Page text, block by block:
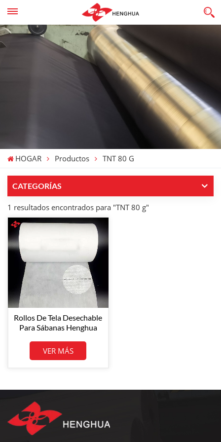
HOGAR Productos TNT 80 G
CATEGORÍAS
1 resultados encontrados para "TNT 80 g"
Rollos De Tela Desechable
Para Sábanas Henghua
GSM, De Polipropileno No
Tejido Spunbond.
VER MÁS